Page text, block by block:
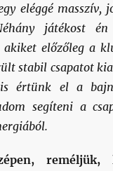
eléggé masszív,
játékost én
akiket előzőleg a
stabil csapatot
is értünk el a
segíteni a
reméljük,